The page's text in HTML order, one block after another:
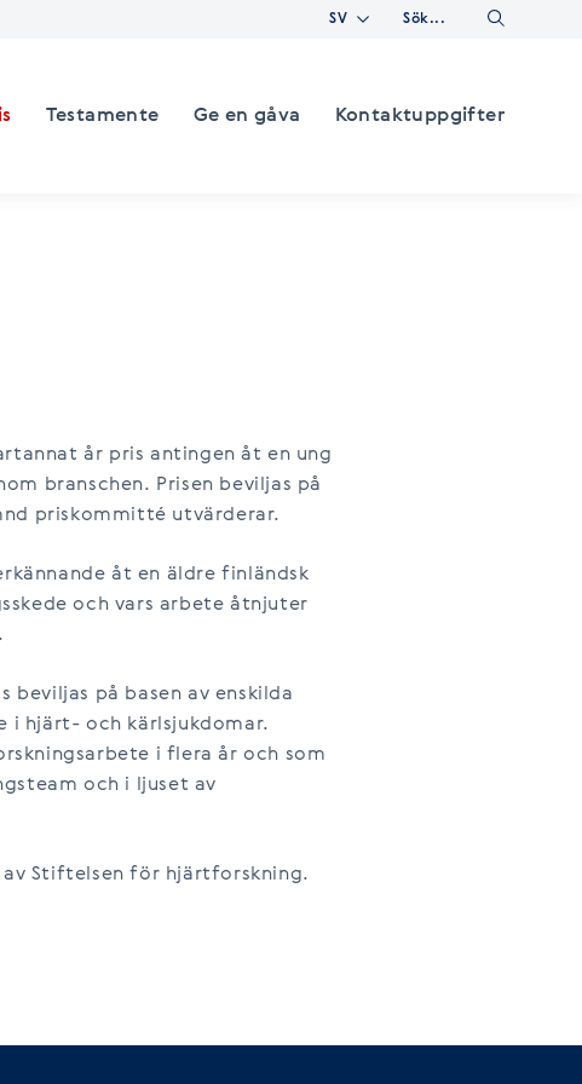
Sök
Testamente Ge en gåva Kontaktuppgifter
år pris antingen åt en ung
branschen. Prisen beviljas på
priskommitté utvärderar.
åt en äldre finländsk
och vars arbete åtnjuter
beviljas på basen av enskilda
i hjärt- och kärlsjukdomar.
i flera år och som
och i ljuset av
Stiftelsen för hjärtforskning.